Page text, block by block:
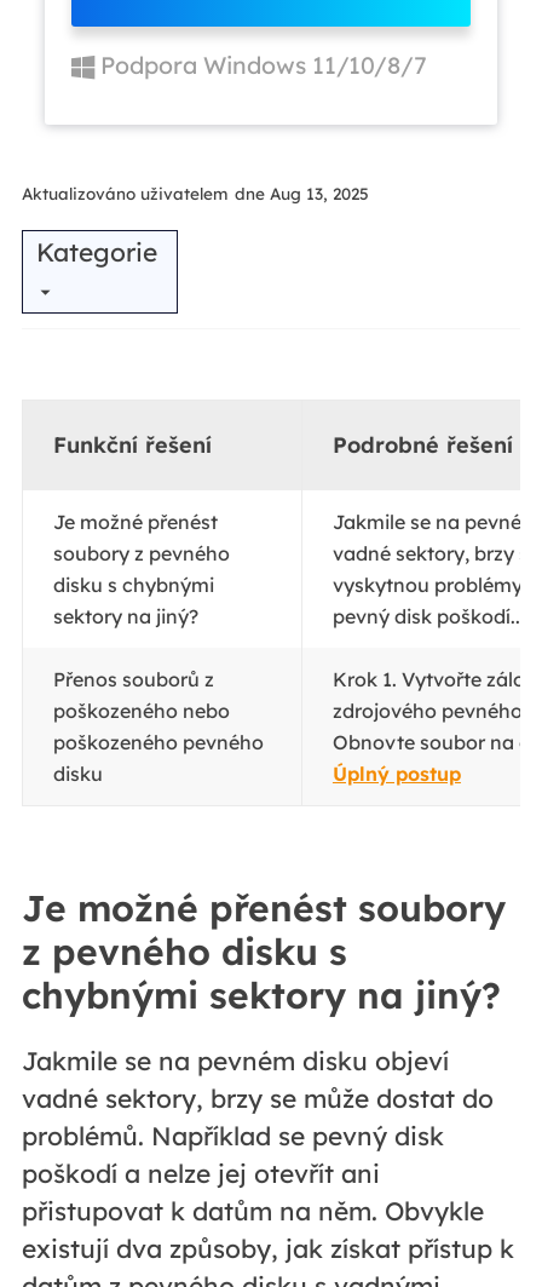
Podpora Windows 11/10/8/7
Aktualizováno uživatelem dne Aug 13, 2025
Kategorie
Funkční řešení Podrobné řešení
Je možné přenést
soubory z pevného
disku s chybnými
sektory na jiný?
Jakmile se na
vadné sektory, brzy
vyskytnou problémy.
pevný disk poškodí...
Přenos souborů z
poškozeného nebo
poškozeného pevného
disku
Krok 1. Vytvořte
zdrojového pevného
Obnovte soubor na
Úplný postup
Je možné přenést soubory
z pevného disku s
chybnými sektory na jiný?
Jakmile se na pevném disku objeví
vadné sektory, brzy se může dostat do
problémů. Například se pevný disk
poškodí a nelze jej otevřít ani
přistupovat k datům na něm. Obvykle
existují dva způsoby, jak získat přístup k